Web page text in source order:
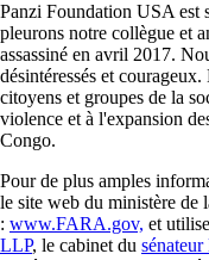
Panzi Foundation USA
pleurons notre collègue et
assassiné en avril 2017.
désintéressés et
citoyens et groupes de la
violence et à l'expansion
Congo.
Pour de plus amples
le site web du ministère de
: www.FARA.gov, et
LLP, le cabinet du